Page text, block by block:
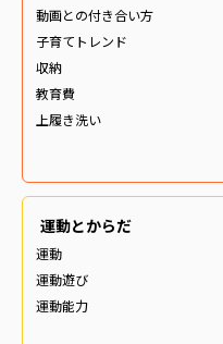
動画との付き合い方
子育てトレンド
収納
教育費
上履き洗い
運動とからだ
運動
運動遊び
運動能力